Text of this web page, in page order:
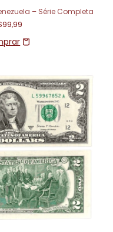
– Série Completa